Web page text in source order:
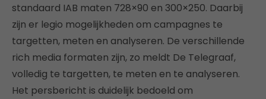
standaard IAB maten 728×90 en 300×250. Daarbij
zijn er legio mogelijkheden om campagnes te
targetten, meten en analyseren. De verschillende
rich media formaten zijn, zo meldt De Telegraaf,
volledig te targetten, te meten en te analyseren.
Het persbericht is duidelijk bedoeld om